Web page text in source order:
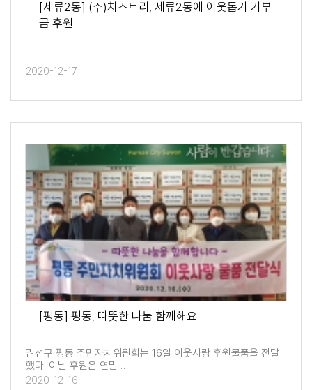
[세류2동] (주)치즈트리, 세류2동에 이웃돕기 기부
금 후원
2020-12-17
[평동] 평동, 따뜻한 나눔 함께해요
권선구 평동 주민자치위원회는 16일 이웃사랑 후원물품을 전달
했다. 이날 후원은 연말 …
2020-12-16